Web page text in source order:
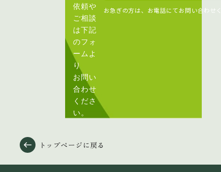
依頼や
ご相談
は下記
のフォ
ームよ
り
お問い
合わせ
くださ
い。
お急ぎの方は、お電話にてお問い合わせ
トップページに戻る